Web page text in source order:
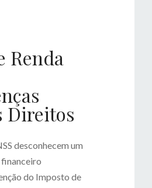
Renda
Direitos
desconhecem um
do Imposto de